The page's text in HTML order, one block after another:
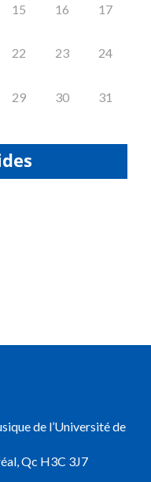
15 16 17
22 23 24
29 30 31
de l’Université de
Qc H3C 3J7